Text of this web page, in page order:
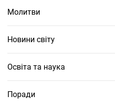
Молитви
Новини світу
Освіта та наука
Поради